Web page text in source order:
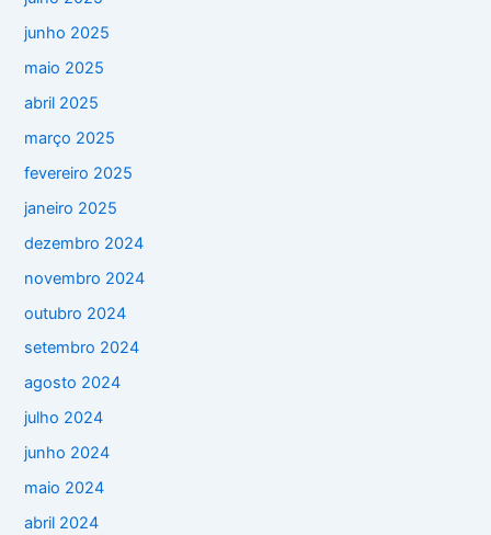
junho 2025
maio 2025
abril 2025
março 2025
fevereiro 2025
janeiro 2025
dezembro 2024
novembro 2024
outubro 2024
setembro 2024
agosto 2024
julho 2024
junho 2024
maio 2024
abril 2024